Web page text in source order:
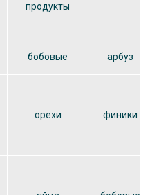
продукты
бобовые арбуз
орехи финики